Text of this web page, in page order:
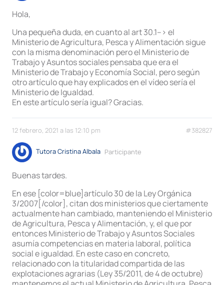
Hola,
Una pequeña duda, en cuanto al art 30.1–> el
Ministerio de Agricultura, Pesca y Alimentación sigue
con la misma denominación pero el Ministerio de
Trabajo y Asuntos sociales pensaba que era el
Ministerio de Trabajo y Economía Social, pero según
otro artículo que hay explicados en el vídeo sería el
Ministerio de Igualdad.
En este artículo sería igual? Gracias.
12 febrero, 2021 a las 12:10 pm #382827
Tutora Cristina Albala Participante
Buenas tardes.
En ese [color=blue]artículo 30 de la Ley Orgánica
3/2007[/color], citan dos ministerios que ciertamente
actualmente han cambiado, manteniendo el Ministerio
de Agricultura, Pesca y Alimentación, y, el que por
entonces Ministerio de Trabajo y Asuntos Sociales
asumía competencias en materia laboral, política
social e igualdad. En este caso en concreto,
relacionado con la titularidad compartida de las
explotaciones agrarias (Ley 35/2011, de 4 de octubre)